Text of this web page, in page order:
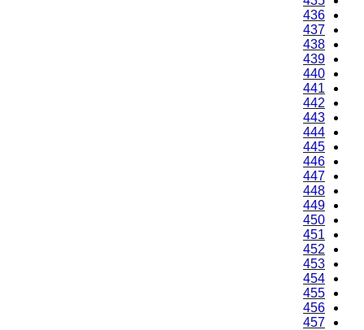
436
437
438
439
440
441
442
443
444
445
446
447
448
449
450
451
452
453
454
455
456
457